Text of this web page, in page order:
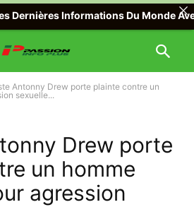
Antonny Drew porte plainte contre un
sexuelle...
Drew porte
un homme
agression
Informations Du Monde